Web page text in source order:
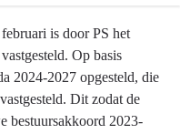
is door PS het
vastgesteld. Op basis
2024-2027 opgesteld, die
Dit zodat de
bestuursakkoord 2023-